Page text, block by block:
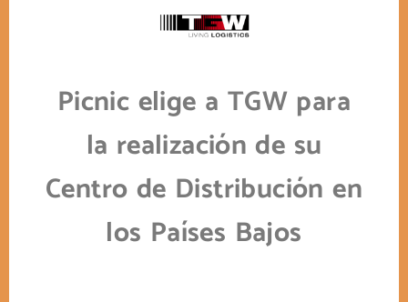
Picnic elige a TGW para
la realización de su
Centro de Distribución en
los Países Bajos